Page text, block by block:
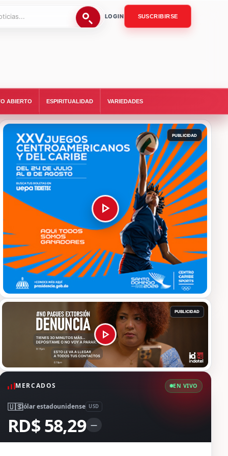
LOGIN SUSCRIBIRSE
ABIERTO ESPIRITUALIDAD VARIEDADES
MERCADOS EN VIVO
🇺🇸Dólar estadounidense USD
RD$ 58,29 —